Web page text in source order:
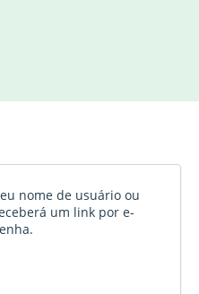
nome de usuário ou
um link por e-